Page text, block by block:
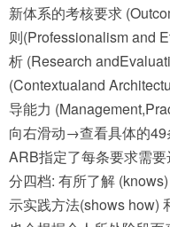
新体系的考核要求
则(Professionalism and
析 (Research
(Contextualand
导能力
向右滑动→查看具体的
ARB指定了每条要求需
分四档: 有所了解
示实践方法(shows how)